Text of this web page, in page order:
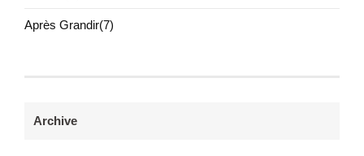
Après Grandir(7)
Archive